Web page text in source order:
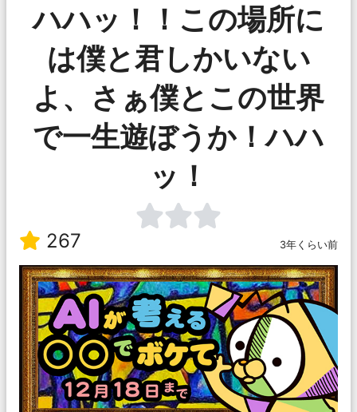
ハハッ！！この場所に
は僕と君しかいない
よ、さぁ僕とこの世界
で一生遊ぼうか！ハハ
ッ！
267 3年くらい前